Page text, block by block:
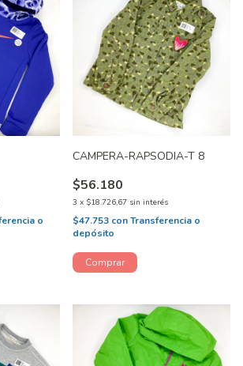
o
CAMPERA-RAPSODIA-T 8
$56.180
3 x $18.726,67 sin interés
$47.753 conTransferencia o
depósito